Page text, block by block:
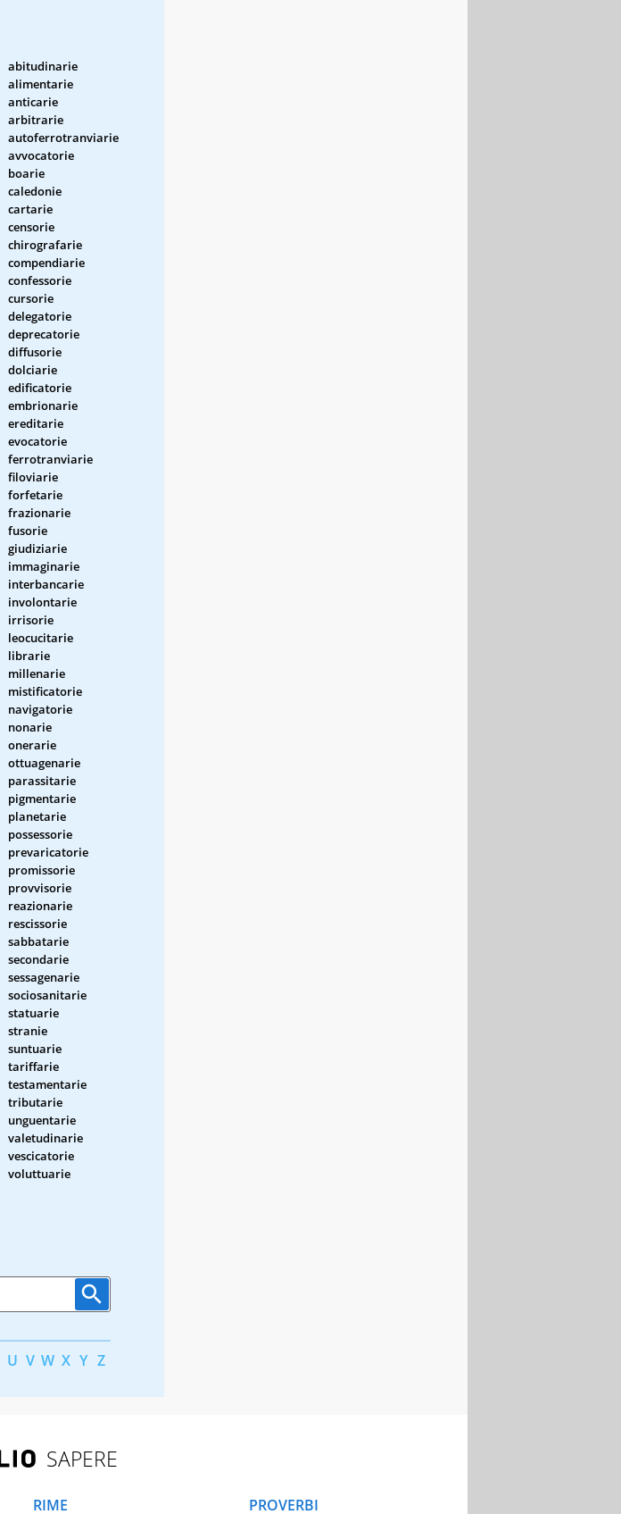
abitudinarie
alimentarie
anticarie
arbitrarie
autoferrotranviarie
avvocatorie
boarie
caledonie
cartarie
censorie
chirografarie
compendiarie
confessorie
cursorie
delegatorie
deprecatorie
diffusorie
dolciarie
edificatorie
embrionarie
ereditarie
evocatorie
ferrotranviarie
filoviarie
forfetarie
frazionarie
fusorie
giudiziarie
immaginarie
interbancarie
involontarie
irrisorie
leocucitarie
librarie
millenarie
mistificatorie
navigatorie
nonarie
onerarie
ottuagenarie
parassitarie
pigmentarie
planetarie
possessorie
prevaricatorie
promissorie
provvisorie
reazionarie
rescissorie
sabbatarie
secondarie
sessagenarie
sociosanitarie
statuarie
stranie
suntuarie
tariffarie
testamentarie
tributarie
unguentarie
valetudinarie
vescicatorie
voluttuarie
U V W X Y Z
SAPERE
RIME PROVERBI